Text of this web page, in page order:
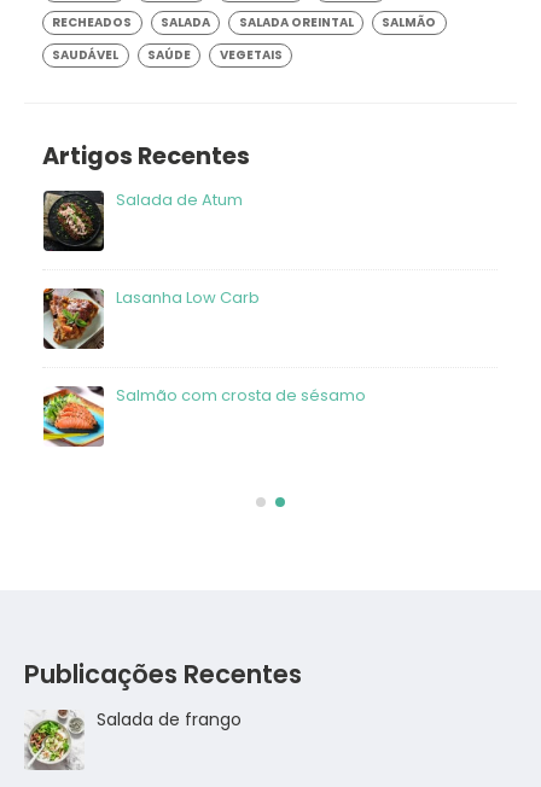
RECHEADOS
SALADA SALADA OREINTAL
SALMÃO
SAUDÁVEL
SAÚDE VEGETAIS
Artigos Recentes
Salada de Atum
Lasanha Low Carb
Salmão com crosta de sésamo
Publicações Recentes
Salada de frango